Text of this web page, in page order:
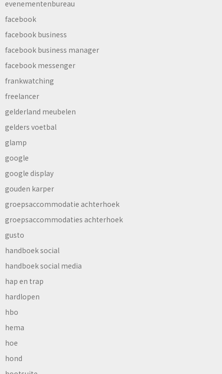
evenementenbureau
facebook
facebook business
facebook business manager
facebook messenger
frankwatching
freelancer
gelderland meubelen
gelders voetbal
glamp
google
google display
gouden karper
groepsaccommodatie achterhoek
groepsaccommodaties achterhoek
gusto
handboek social
handboek social media
hap en trap
hardlopen
hbo
hema
hoe
hond